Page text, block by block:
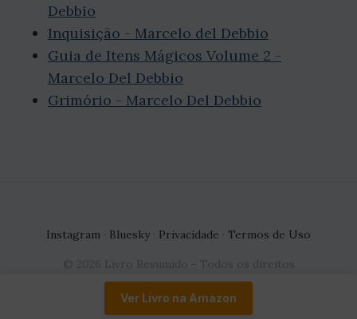
Debbio
Inquisição - Marcelo del Debbio
Guia de Itens Mágicos Volume 2 -
Marcelo Del Debbio
Grimório - Marcelo Del Debbio
Ver Livro na Amazon
Instagram · Bluesky· Privacidade · Termos de Uso
© 2026 Livro Resumido - Todos os direitos
reservados.